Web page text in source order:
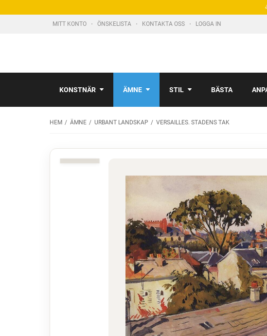
MITT KONTO ÖNSKELISTA KONTAKTA OSS LOGGA IN
KONSTNÄR ÄMNE STIL BÄSTA
HEM ÄMNE URBANT LANDSKAP VERSAILLES. STADENS TAK